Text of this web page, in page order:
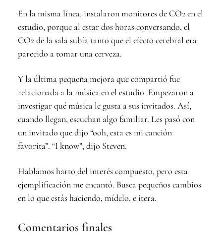
En la misma línea, instalaron monitores de CO2 en el
estudio, porque al estar dos horas conversando, el
CO2 de la sala subía tanto que el efecto cerebral era
parecido a tomar una cerveza.
Y la última pequeña mejora que compartió fue
relacionada a la música en el estudio. Empezaron a
investigar qué música le gusta a sus invitados. Así,
cuando llegan, escuchan algo familiar. Les pasó con
un invitado que dijo “ooh, esta es mi canción
favorita”. “I know”, dijo Steven.
Hablamos harto del interés compuesto, pero esta
ejemplificación me encantó. Busca pequeños cambios
en lo que estás haciendo, mídelo, e itera.
Comentarios finales